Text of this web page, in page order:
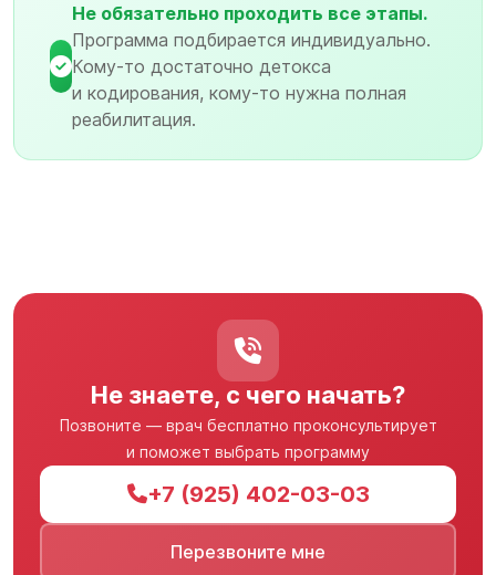
Не обязательно проходить все этапы.
Программа подбирается индивидуально.
Кому-то достаточно детокса
и кодирования, кому-то нужна полная
реабилитация.
Не знаете, с чего начать?
Позвоните — врач бесплатно проконсультирует
и поможет выбрать программу
+7 (925) 402-03-03
Перезвоните мне